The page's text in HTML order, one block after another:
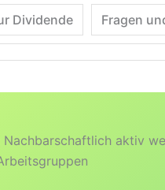
Dividende Fragen
Nachbarschaftlich aktiv